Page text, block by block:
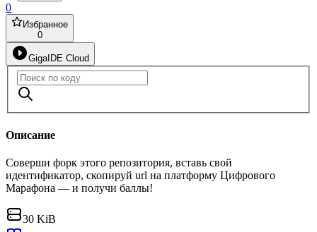
0
Избранное
0
GigaIDE Cloud
Описание
Соверши форк этого репозитория, вставь свой
идентификатор, скопируй url на платформу Цифрового
Марафона — и получи баллы!
30 KiB